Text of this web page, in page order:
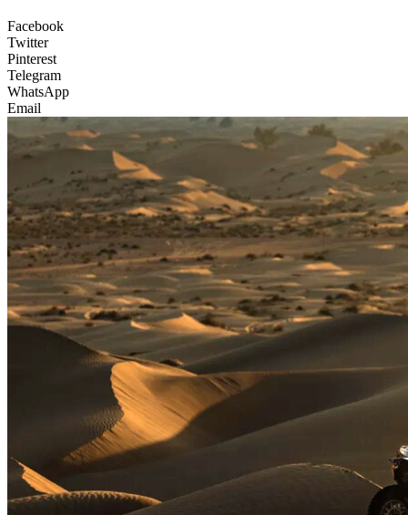
Facebook
Twitter
Pinterest
Telegram
WhatsApp
Email